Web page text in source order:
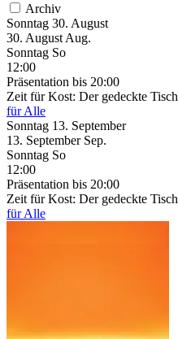
Archiv
Sonntag 30. August
30. August Aug.
Sonntag So
12:00
Präsentation bis 20:00
Zeit für Kost: Der gedeckte Tisch
für Alle
Sonntag 13. September
13. September Sep.
Sonntag So
12:00
Präsentation bis 20:00
Zeit für Kost: Der gedeckte Tisch
für Alle